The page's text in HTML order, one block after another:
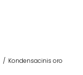
/ Kondensacinis oro